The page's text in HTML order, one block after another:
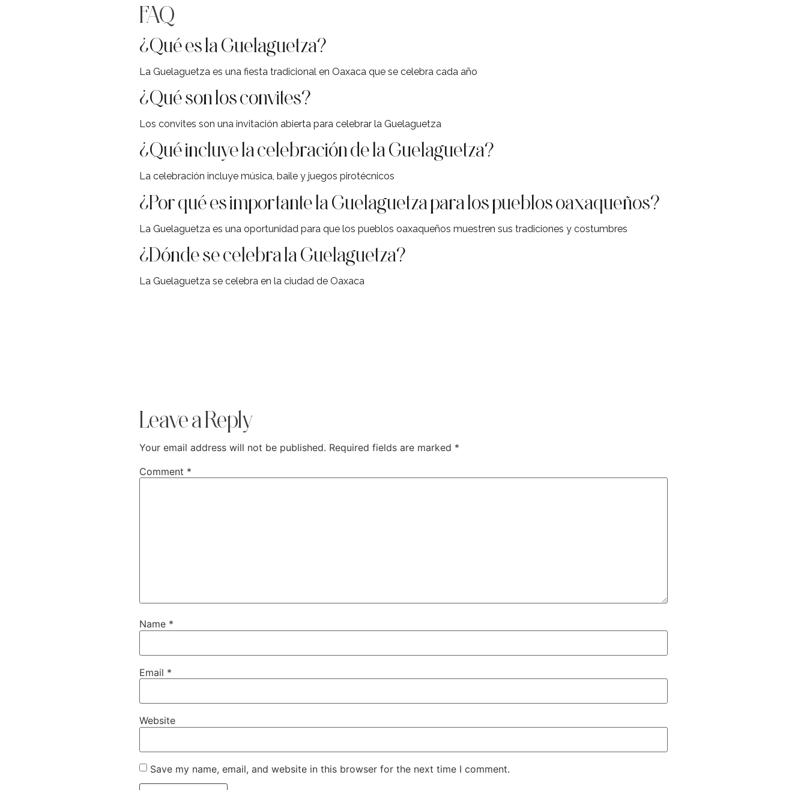
FAQ
¿Qué es la Guelaguetza?
La Guelaguetza es una fiesta tradicional en Oaxaca que se celebra cada año
¿Qué son los convites?
Los convites son una invitación abierta para celebrar la Guelaguetza
¿Qué incluye la celebración de la Guelaguetza?
La celebración incluye música, baile y juegos pirotécnicos
¿Por qué es importante la Guelaguetza para los pueblos oaxaqueños?
La Guelaguetza es una oportunidad para que los pueblos oaxaqueños muestren sus tradiciones y costumbres
¿Dónde se celebra la Guelaguetza?
La Guelaguetza se celebra en la ciudad de Oaxaca
Leave a Reply
Your email address will not be published. Required fields are marked *
Comment *
Name *
Email *
Website
Save my name, email, and website in this browser for the next time I comment.